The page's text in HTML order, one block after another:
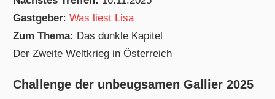
Gastgeber:Was liest Lisa
Zum Thema: Das dunkle Kapitel
Der Zweite Weltkrieg in Österreich
Challenge der unbeugsamen Gallier 2025